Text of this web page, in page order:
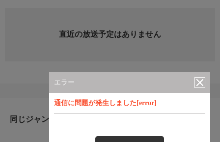
エラー
通信に問題が発生しました[error]
直近の放送予定はありません
同じジャンルのおすすめ番組